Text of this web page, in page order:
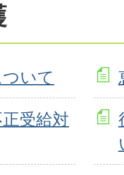
いて
受給対